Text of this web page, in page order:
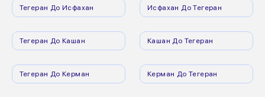
Тегеран До Исфахан Исфахан До Тегеран
Тегеран До Кашан Кашан До Тегеран
Тегеран До Керман Керман До Тегеран